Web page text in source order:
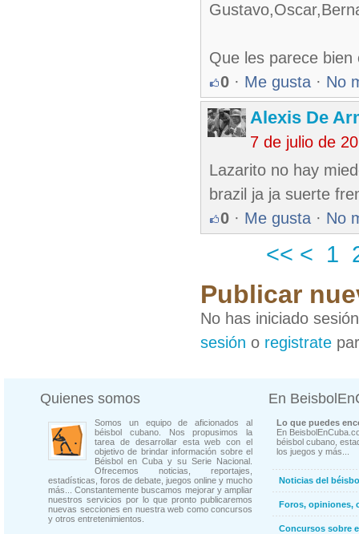
Que les parece
0 · Me gusta · No
Alexis De
7 de julio de
Lazarito no hay
brazil ja ja suerte
0 · Me gusta · No
<< < 1
Publicar
No has iniciado
sesión o registrate
Quienes somos
Somos un equipo de aficionados al
béisbol cubano. Nos propusimos la
tarea de desarrollar esta web con el
objetivo de brindar información sobre el
Béisbol en Cuba y su Serie Nacional.
Ofrecemos noticias, reportajes,
estadísticas, foros de debate, juegos online y mucho
más... Constantemente buscamos mejorar y ampliar
nuestros servicios por lo que pronto publicaremos
nuevas secciones en nuestra web como concursos
y otros entretenimientos.
En
Lo que puedes
En
béisbol cubano,
los juegos y más...
Noticias del
Foros, opiniones,
Concursos sobre